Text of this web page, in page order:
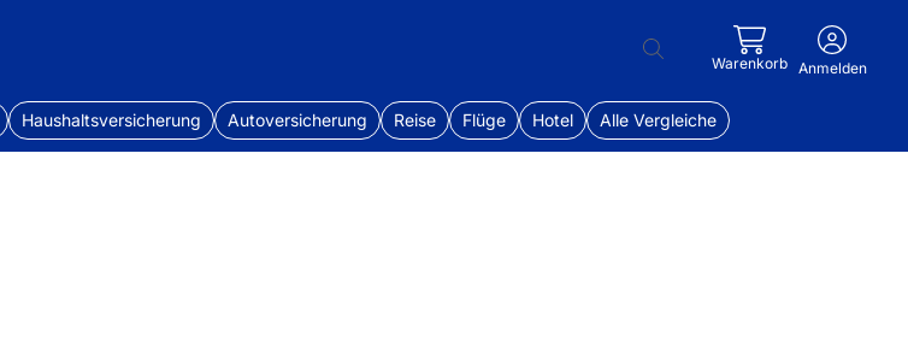
Warenkorb Anmelden
Haushaltsversicherung Autoversicherung Reise Flüge Hotel Alle Vergleiche